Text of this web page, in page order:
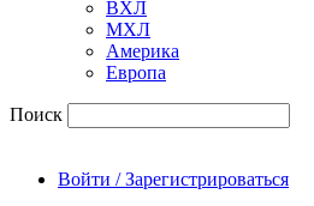
ВХЛ
МХЛ
Америка
Европа
Поиск
Войти / Зарегистрироваться